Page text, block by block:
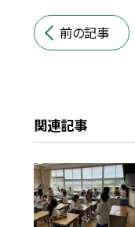
前の記事
関連記事